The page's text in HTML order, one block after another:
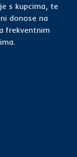
s kupcima, te
donose na
frekventnim